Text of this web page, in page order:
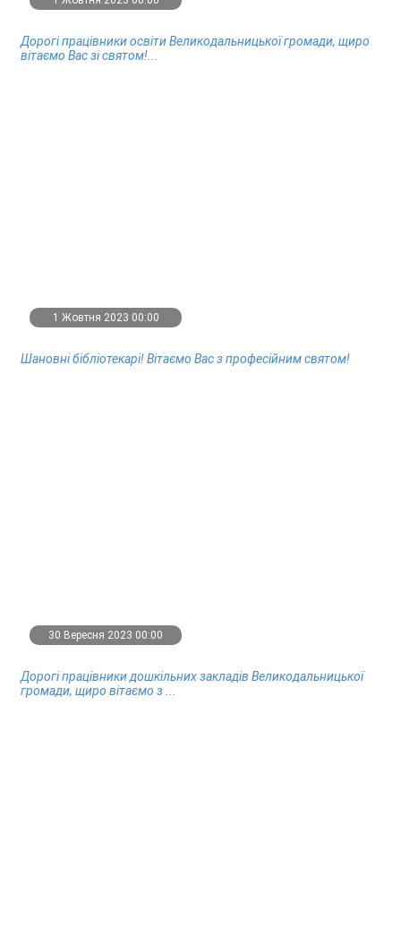
Дорогі працівники освіти Великодальницької громади, щиро
вітаємо Вас зі святом!...
1 Жовтня 2023 00:00
Шановні бібліотекарі! Вітаємо Вас з професійним святом!
30 Вересня 2023 00:00
Дорогі працівники дошкільних закладів Великодальницької
громади, щиро вітаємо з ...